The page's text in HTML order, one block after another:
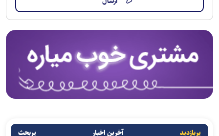
پربازدید آخرین اخبار پربحث